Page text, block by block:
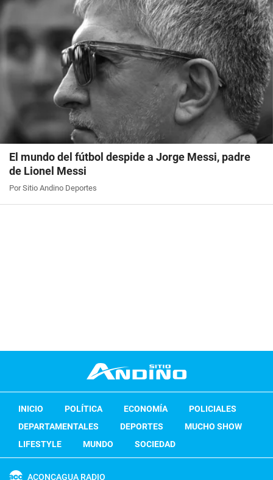
El mundo del fútbol despide a Jorge Messi, padre
de Lionel Messi
Por Sitio Andino Deportes
INICIO POLÍTICA ECONOMÍA
POLICIALES
DEPARTAMENTALES
DEPORTES
MUCHO SHOW
LIFESTYLE
MUNDO SOCIEDAD
ACONCAGUA RADIO